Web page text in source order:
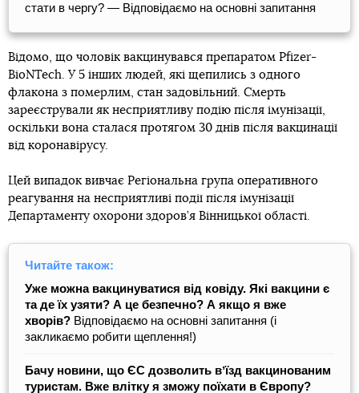
стати в чергу? — Відповідаємо на основні запитання
Відомо, що чоловік вакцинувався препаратом Pfizer-
BioNTech. У 5 інших людей, які щепились з одного
флакона з померлим, стан задовільний. Смерть
зареєстрували як несприятливу подію після імунізації,
оскільки вона сталася протягом 30 днів після вакцинації
від коронавірусу.
Цей випадок вивчає Регіональна група оперативного
реагування на несприятливі події після імунізації
Департаменту охорони здоров’я Вінницької області.
Читайте також:
Уже можна вакцинуватися від ковіду. Які вакцини є
та де їх узяти? А це безпечно? А якщо я вже
хворів? Відповідаємо на основні запитання (і
закликаємо робити щеплення!)
Бачу новини, що ЄС дозволить вʼїзд вакцинованим
туристам. Вже влітку я зможу поїхати в Європу?